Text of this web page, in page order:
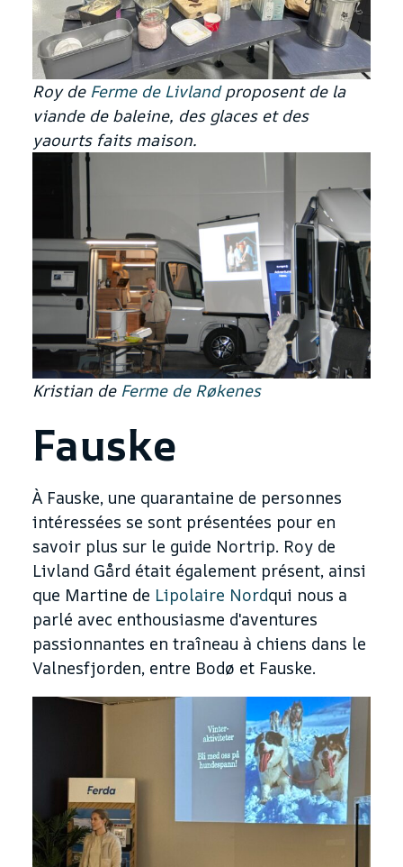
Roy de Ferme de Livlandproposent de la
viande de baleine, des glaces et des
yaourts faits maison.
Kristian de Ferme de Røkenes
Fauske
À Fauske, une quarantaine de personnes
intéressées se sont présentées pour en
savoir plus sur le guide Nortrip. Roy de
Livland Gård était également présent, ainsi
que Martine de Lipolaire Nordqui nous a
parlé avec enthousiasme d'aventures
passionnantes en traîneau à chiens dans le
Valnesfjorden, entre Bodø et Fauske.